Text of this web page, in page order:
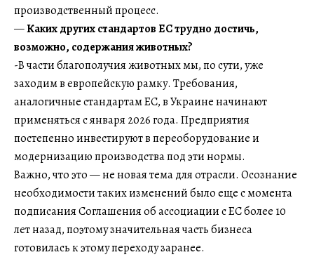
производственный процесс.
—Каких других стандартов ЕС трудно достичь,
возможно, содержания животных?
-В части благополучия животных мы, по сути, уже
заходим в европейскую рамку. Требования,
аналогичные стандартам ЕС, в Украине начинают
применяться с января 2026 года. Предприятия
постепенно инвестируют в переоборудование и
модернизацию производства под эти нормы.
Важно, что это — не новая тема для отрасли. Осознание
необходимости таких изменений было еще с момента
подписания Соглашения об ассоциации с ЕС более 10
лет назад, поэтому значительная часть бизнеса
готовилась к этому переходу заранее.